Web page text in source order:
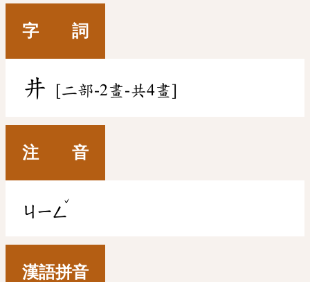
字 詞
井 [二部-2畫-共4畫]
注 音
ㄐㄧㄥ
ˇ
漢語拼音